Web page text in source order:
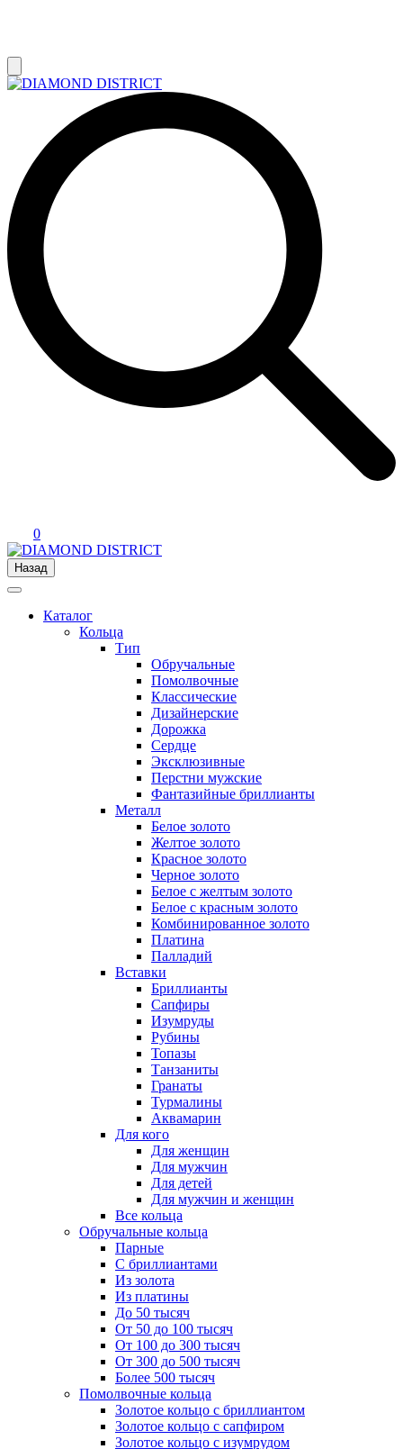
0
Назад
Каталог
Кольца
Тип
Обручальные
Помолвочные
Классические
Дизайнерские
Дорожка
Сердце
Эксклюзивные
Перстни мужские
Фантазийные бриллианты
Металл
Белое золото
Желтое золото
Красное золото
Черное золото
Белое с желтым золото
Белое с красным золото
Комбинированное золото
Платина
Палладий
Вставки
Бриллианты
Сапфиры
Изумруды
Рубины
Топазы
Танзаниты
Гранаты
Турмалины
Аквамарин
Для кого
Для женщин
Для мужчин
Для детей
Для мужчин и женщин
Все кольца
Обручальные кольца
Парные
С бриллиантами
Из золота
Из платины
До 50 тысяч
От 50 до 100 тысяч
От 100 до 300 тысяч
От 300 до 500 тысяч
Более 500 тысяч
Помолвочные кольца
Золотое кольцо с бриллиантом
Золотое кольцо с сапфиром
Золотое кольцо с изумрудом